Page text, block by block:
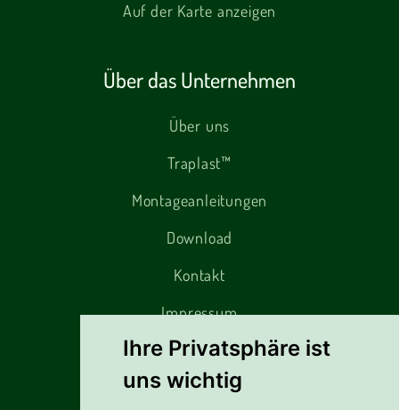
Ihre Privatsphäre ist
uns wichtig
Auf der Karte anzeigen
Über das Unternehmen
Über uns
Traplast™
Montageanleitungen
Download
Kontakt
Impressum
Alles rund um den Einkauf